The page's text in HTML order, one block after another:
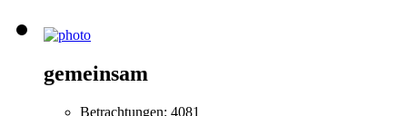
gemeinsam
Betrachtungen: 4081